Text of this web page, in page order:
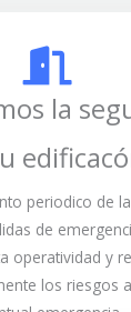
la
periodico de
de
operatividad y
los riesgos